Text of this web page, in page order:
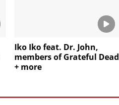
Iko Iko feat. Dr. John,
members of Grateful Dead
+ more